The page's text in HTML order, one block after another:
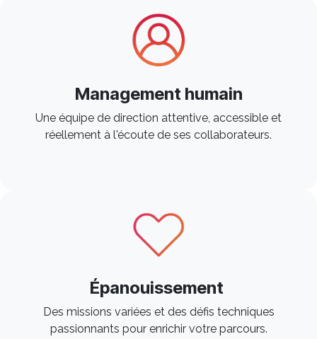
Management humain
Une équipe de direction attentive, accessible et
réellement à l'écoute de ses collaborateurs. ​
Épanouissement
Des missions variées et des défis techniques
passionnants pour enrichir votre parcours. ​